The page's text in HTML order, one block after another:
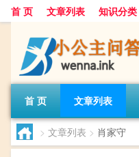
首 页 文章列表 知识分类
首 页 文章列表
> 文章列表 > 肖家守